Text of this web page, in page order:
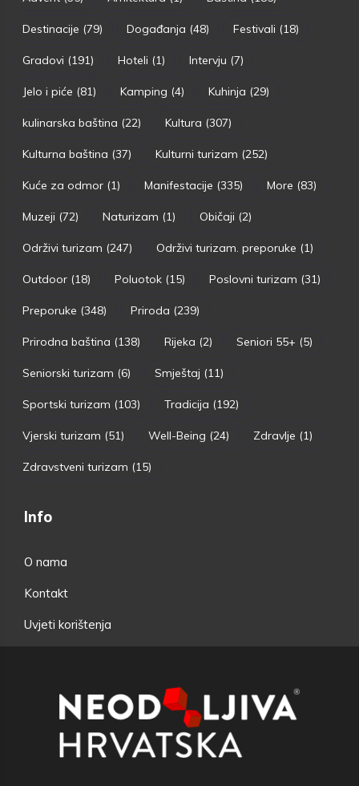
Destinacije (79) Događanja (48) Festivali (18)
Gradovi (191) Hoteli (1) Intervju (7)
Jelo i piće (81) Kamping (4) Kuhinja (29)
kulinarska baština (22) Kultura (307)
Kulturna baština (37) Kulturni turizam (252)
Kuće za odmor (1) Manifestacije (335) More (83)
Muzeji (72) Naturizam (1) Običaji (2)
Održivi turizam (247) Održivi turizam. preporuke (1)
Outdoor (18) Poluotok (15) Poslovni turizam (31)
Preporuke (348) Priroda (239)
Prirodna baština (138) Rijeka (2) Seniori 55+ (5)
Seniorski turizam (6) Smještaj (11)
Sportski turizam (103) Tradicija (192)
Vjerski turizam (51) Well-Being (24) Zdravlje (1)
Zdravstveni turizam (15)
Info
O nama
Kontakt
Uvjeti korištenja